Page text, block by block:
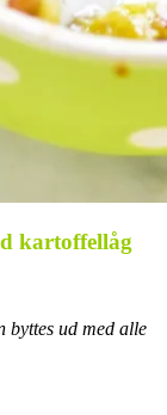
kartoffellåg
byttes ud med alle